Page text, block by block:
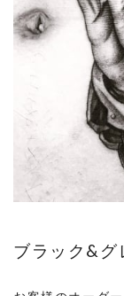
ブラック&